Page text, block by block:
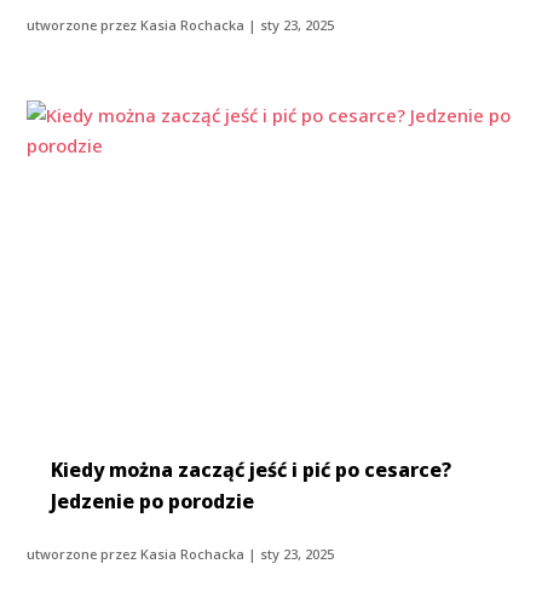
utworzone przezKasia Rochacka | sty 23, 2025
Kiedy można zacząć jeść i pić po cesarce?
Jedzenie po porodzie
utworzone przezKasia Rochacka | sty 23, 2025